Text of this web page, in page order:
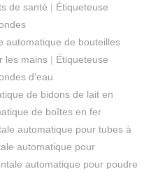
de santé | Étiqueteuse
automatique de bouteilles
les mains | Étiqueteuse
d'eau
de bidons de lait en
de boîtes en fer
automatique pour tubes à
automatique pour
automatique pour poudre